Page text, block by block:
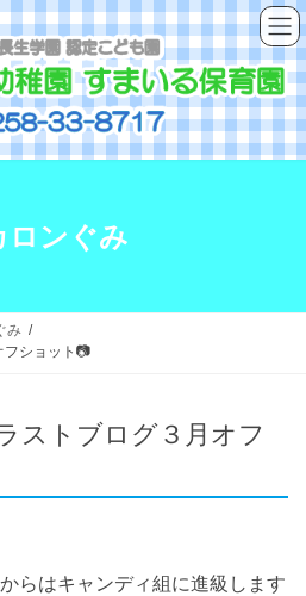
ロンぐみ
み
ショット📷
トブログ３月オフ
らはキャンディ組に進級します